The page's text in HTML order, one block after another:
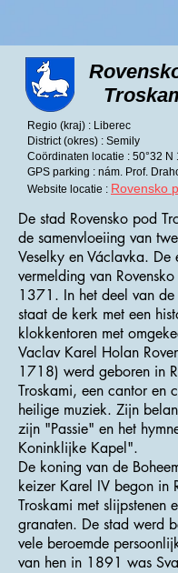
Regio (kraj) : Liberec
District (okres) : Semily
Coördinaten locatie : 50°32 N
GPS parking : nám. Prof.
Website locatie : Rovensko
De stad Rovensko pod
de samenvloeiing van
Veselky en Václavka. De
vermelding van
1371. In het deel van de
staat de kerk met een
klokkentoren met
Vaclav Karel Holan
1718) werd geboren in
Troskami, een cantor en
heilige muziek. Zijn
zijn "Passie" en het
Koninklijke Kapel".
De koning van de
keizer Karel IV begon in
Troskami met slijpstenen
granaten. De stad werd
vele beroemde
van hen in 1891 was